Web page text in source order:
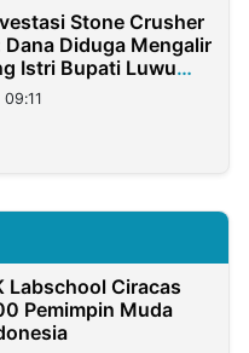
Stone Crusher
Dana Diduga Mengalir
Istri Bupati Luwu
Labschool Ciracas
Pemimpin Muda